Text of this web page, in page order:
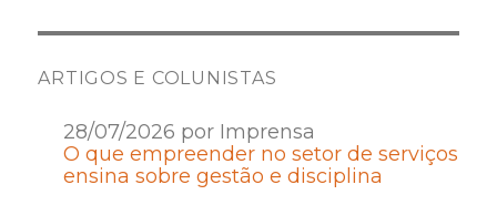
ARTIGOS E COLUNISTAS
28/07/2026 por Imprensa
O que empreender no setor de serviços
ensina sobre gestão e disciplina